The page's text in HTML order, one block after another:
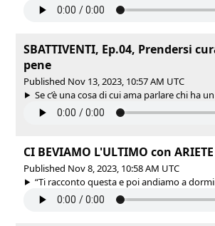
SBATTIVENTI, Ep.04, Prendersi
pene
Published Nov 13, 2023, 10:57 AM UTC
Se c’è una cosa di cui ama parlare chi ha
CI BEVIAMO L'ULTIMO con ARIETE
Published Nov 8, 2023, 10:58 AM UTC
“Ti racconto questa e poi andiamo a